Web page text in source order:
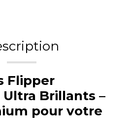
Flipper
Brillants –
pour votre